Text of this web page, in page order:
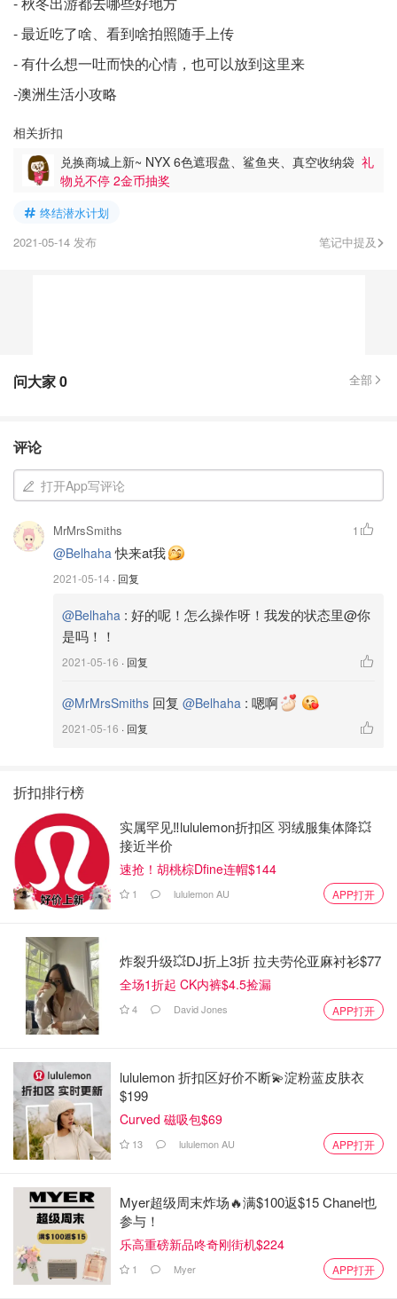
- 最近吃了啥、看到啥拍照随手上传
- 有什么想一吐而快的心情，也可以放到这里来
-澳洲生活小攻略
相关折扣
兑换商城上新~ NYX 6色遮瑕盘、鲨鱼夹、真空收纳袋 礼
物兑不停 2金币抽奖
终结潜水计划
2021-05-14 发布
笔记中提及
问大家0 全部
评论
打开App写评论
MrMrsSmiths
@Belhaha快来at我
2021-05-14 · 回复
1
@Belhaha : 好的呢！怎么操作呀！我发的状态里@你
是吗！！
2021-05-16 · 回复
@MrMrsSmiths 回复 @Belhaha : 嗯啊
2021-05-16 · 回复
折扣排行榜
实属罕见‼️lululemon折扣区 羽绒服集体降💥
接近半价
速抢！胡桃棕Dfine连帽$144
1 lululemon AU APP打开
炸裂升级💥DJ折上3折 拉夫劳伦亚麻衬衫$77
全场1折起 CK内裤$4.5捡漏
4 David Jones APP打开
lululemon 折扣区好价不断💫淀粉蓝皮肤衣
$199
Curved 磁吸包$69
13 lululemon AU APP打开
Myer超级周末炸场🔥满$100返$15 Chanel也
参与！
乐高重磅新品咚奇刚街机$224
1 Myer APP打开